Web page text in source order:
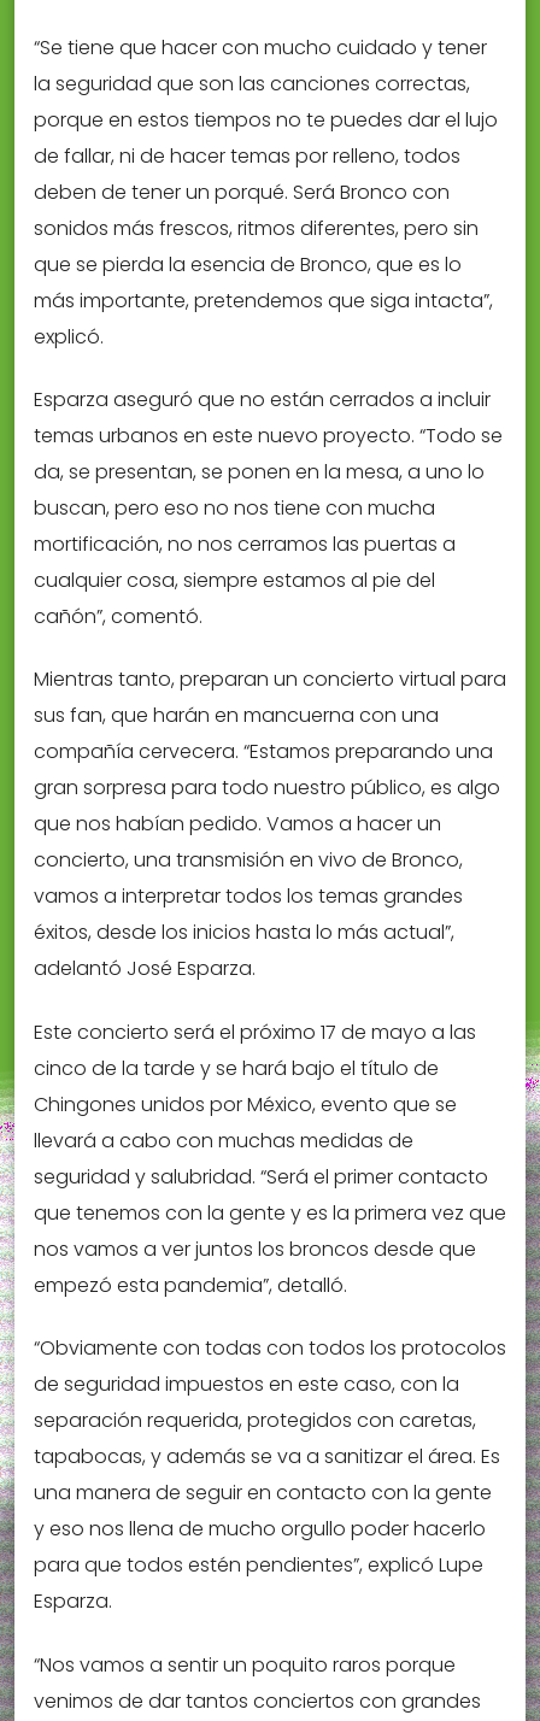
“Se tiene que hacer con mucho cuidado y tener
la seguridad que son las canciones correctas,
porque en estos tiempos no te puedes dar el lujo
de fallar, ni de hacer temas por relleno, todos
deben de tener un porqué. Será Bronco con
sonidos más frescos, ritmos diferentes, pero sin
que se pierda la esencia de Bronco, que es lo
más importante, pretendemos que siga intacta”,
explicó.
Esparza aseguró que no están cerrados a incluir
temas urbanos en este nuevo proyecto. “Todo se
da, se presentan, se ponen en la mesa, a uno lo
buscan, pero eso no nos tiene con mucha
mortificación, no nos cerramos las puertas a
cualquier cosa, siempre estamos al pie del
cañón”, comentó.
Mientras tanto, preparan un concierto virtual para
sus fan, que harán en mancuerna con una
compañía cervecera. “Estamos preparando una
gran sorpresa para todo nuestro público, es algo
que nos habían pedido. Vamos a hacer un
concierto, una transmisión en vivo de Bronco,
vamos a interpretar todos los temas grandes
éxitos, desde los inicios hasta lo más actual”,
adelantó José Esparza.
Este concierto será el próximo 17 de mayo a las
cinco de la tarde y se hará bajo el título de
Chingones unidos por México, evento que se
llevará a cabo con muchas medidas de
seguridad y salubridad. “Será el primer contacto
que tenemos con la gente y es la primera vez que
nos vamos a ver juntos los broncos desde que
empezó esta pandemia”, detalló.
“Obviamente con todas con todos los protocolos
de seguridad impuestos en este caso, con la
separación requerida, protegidos con caretas,
tapabocas, y además se va a sanitizar el área. Es
una manera de seguir en contacto con la gente
y eso nos llena de mucho orgullo poder hacerlo
para que todos estén pendientes”, explicó Lupe
Esparza.
“Nos vamos a sentir un poquito raros porque
venimos de dar tantos conciertos con grandes